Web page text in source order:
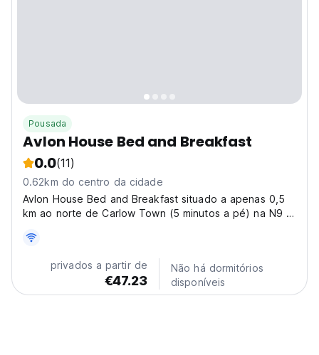
Pousada
Avlon House Bed and Breakfast
0.0(11)
0.62km do centro da cidade
Avlon House Bed and Breakfast situado a apenas 0,5
km ao norte de Carlow Town (5 minutos a pé) na N9 é
privados a partir de
€47.23
Não há dormitórios
disponíveis